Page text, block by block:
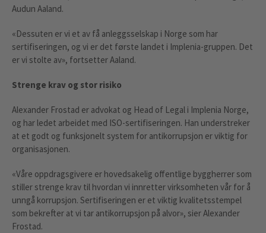
Audun Aaland.
«Dessuten er vi et av få anleggsselskap i Norge som har
sertifiseringen, og vi er det første landet i Implenia-gruppen. Det
er vi stolte av», fortsetter Aaland.
Strenge krav og stor risiko
Alexander Frostad er advokat og Head of Legal i Implenia Norge,
og har ledet arbeidet med ISO-sertifiseringen. Han understreker
at et godt og funksjonelt system for antikorrupsjon er viktig for
organisasjonen.
«Våre oppdragsgivere er hovedsakelig offentlige byggherrer som
stiller strenge krav til hvordan vi innretter virksomheten vår for å
unngå korrupsjon. Sertifiseringen er et viktig kvalitetsstempel
som bekrefter at vi tar antikorrupsjon på alvor», sier Alexander
Frostad.